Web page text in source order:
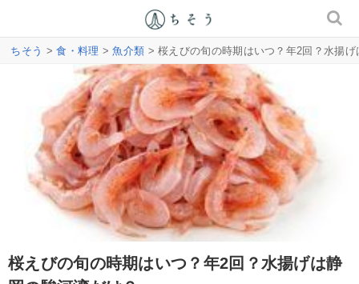
ちそう >食・料理 >魚介類 > 桜えびの旬の時期はいつ？年2回？水揚
桜えびの旬の時期はいつ？年2回？水揚げは静